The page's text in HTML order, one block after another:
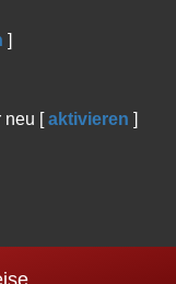
]
neu [aktivieren ]